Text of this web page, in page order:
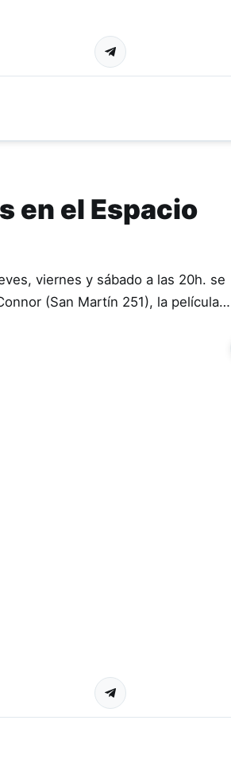
en el Espacio
viernes y sábado a las 20h. se
(San Martín 251), la película…